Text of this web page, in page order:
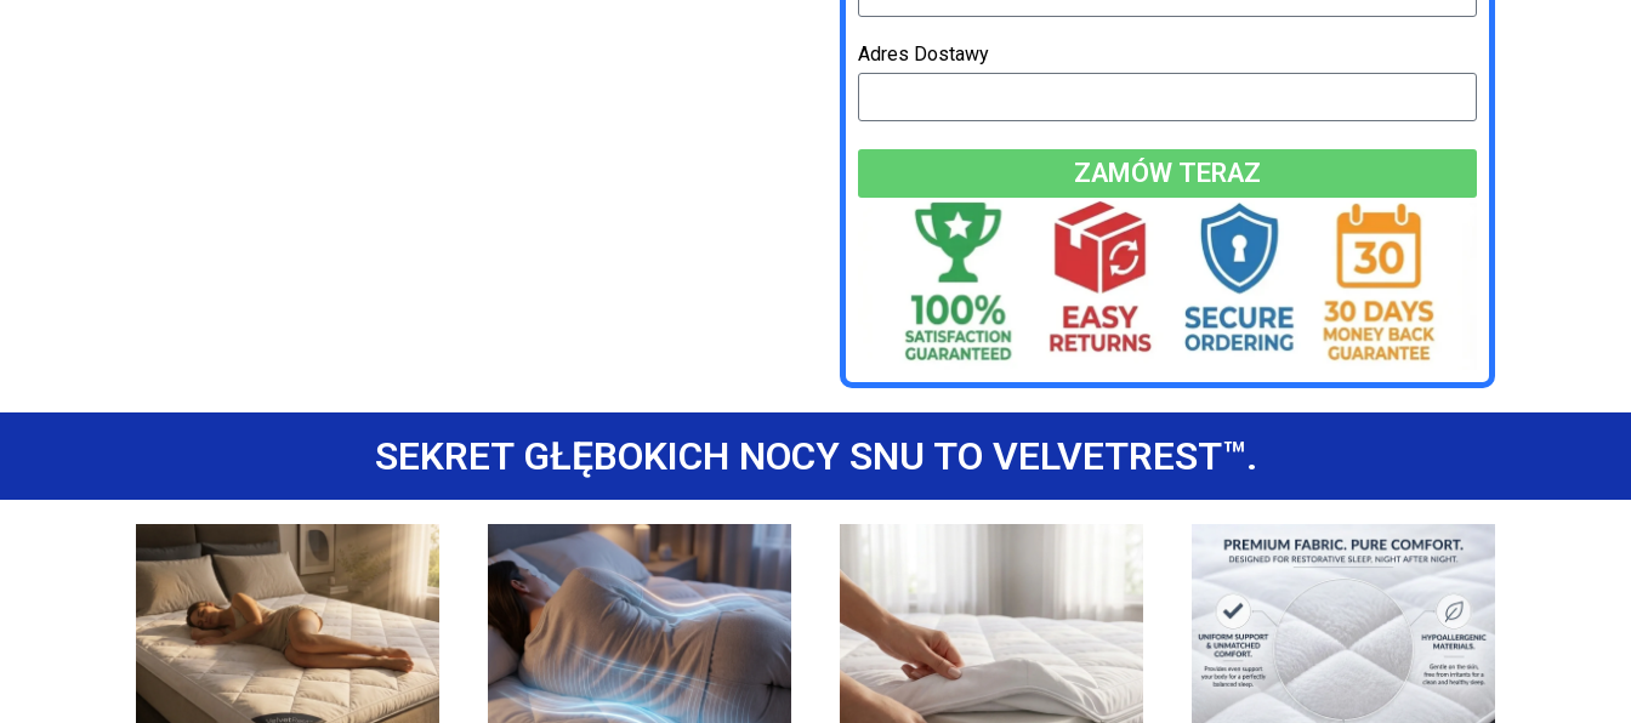
Adres Dostawy
ZAMÓW TERAZ
SEKRET GŁĘBOKICH NOCY SNU TO VELVETREST™.